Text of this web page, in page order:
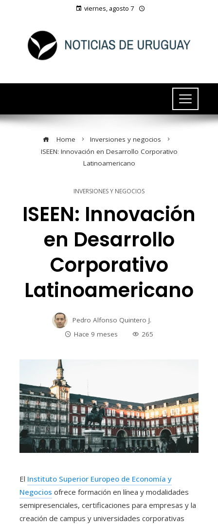
viernes, agosto 7
Home
Inversiones y negocios
ISEEN: Innovación en Desarrollo Corporativo
Latinoamericano
INVERSIONES Y NEGOCIOS
ISEEN: Innovación
en Desarrollo
Corporativo
Latinoamericano
Pedro Alfonso Quintero J.
Hace 9 meses
265
El Instituto Superior Europeo de Economía y
Negocios ofrece formación en línea y modalidades
semipresenciales, certificaciones para empresas y la
creación de campus y universidades corporativas